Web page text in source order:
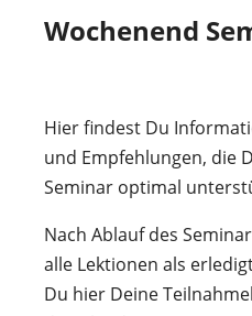
Wochenend
Hier findest Du
und Empfehlungen, die
Seminar optimal
Nach Ablauf des
alle Lektionen als
Du hier Deine